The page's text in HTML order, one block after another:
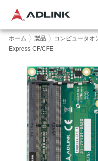
ホーム 製品 コンピュータオ
Express-CF/CFE